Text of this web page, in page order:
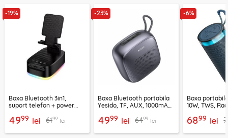
-19%
Boxa Bluetooth 3in1,
suport telefon + power
BR200
4999 lei 6199 lei
-23%
Boxa Bluetooth portabila
Yesido, TF, AUX, 1000mAh,
4999 lei 6499 lei
-6%
Boxa
10W, TWS,
6899 lei